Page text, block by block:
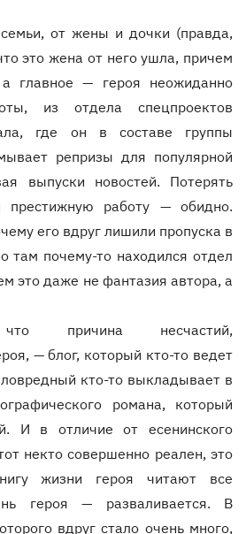
семьи, от жены и дочки (правда,
это жена от него ушла, причем
главное — героя неожиданно
из отдела спецпроектов
где он в составе группы
репризы для популярной
выпуски новостей. Потерять
работу — обидно.
его вдруг лишили пропуска в
там почему-то находился отдел
это даже не фантазия автора, а
что причина несчастий,
— блог, который кто-то ведет
кто-то выкладывает в
романа, который
И в отличие от есенинского
некто совершенно реален, это
жизни героя читают все
героя — разваливается. В
вдруг стало очень много,